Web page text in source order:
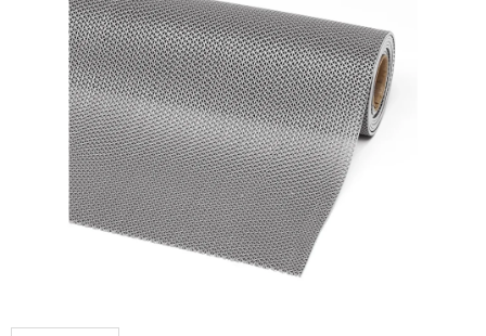
hviezdičiek.